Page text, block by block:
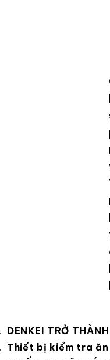
DENKEI TRỞ
Thiết bị kiểm tra ăn